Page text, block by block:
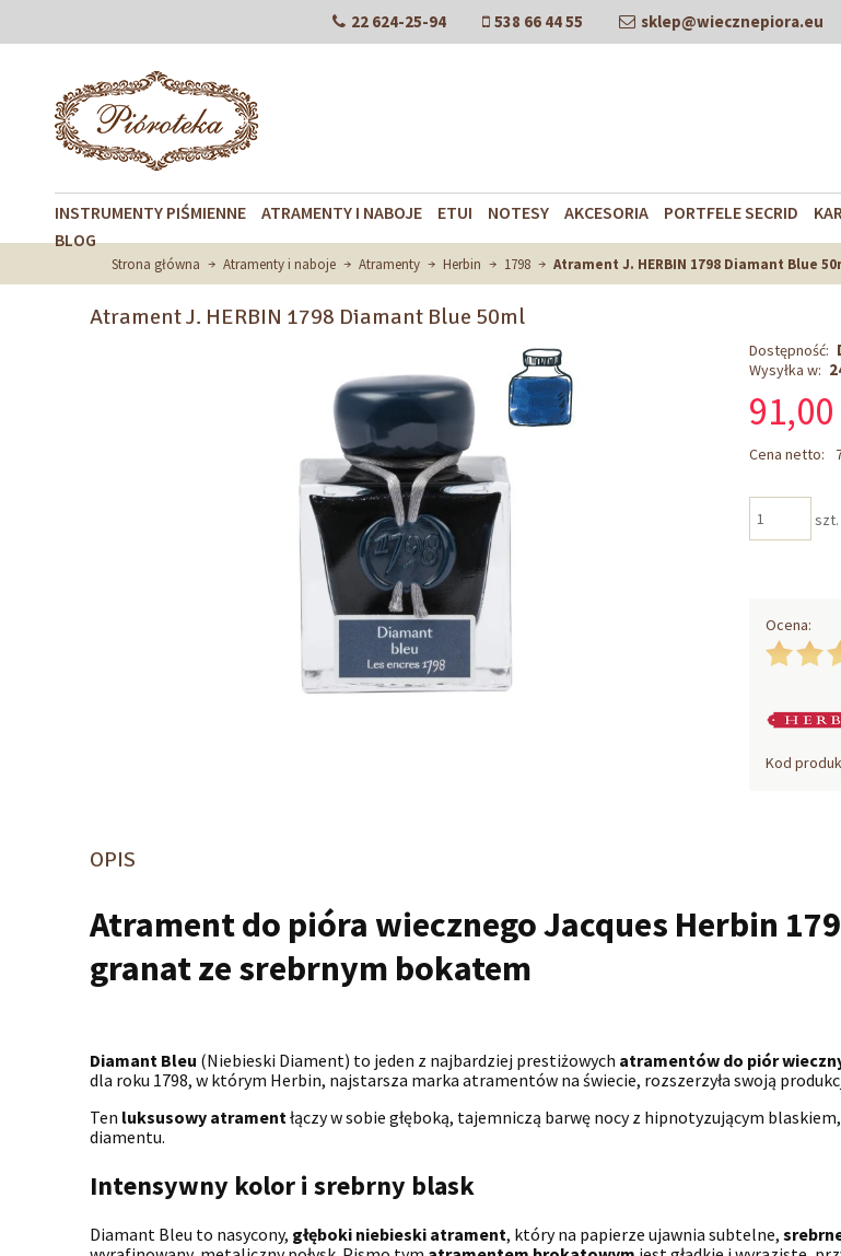
22 624-25-94 538 66 44 55 sklep@wiecznepiora.eu
INSTRUMENTY PIŚMIENNE ATRAMENTY I NABOJE ETUI NOTESY AKCESORIA PORTFELE SECRID
BLOG
Strona główna Atramenty i naboje Atramenty Herbin 1798 Atrament J. HERBIN 1798 Diamant Blue
Atrament J. HERBIN 1798 Diamant Blue 50ml
Dostępność:
Wysyłka w:
91,00
Cena netto:
szt.
Ocena:
Kod
OPIS
Atrament do pióra wiecznego Jacques Herbin
granat ze srebrnym bokatem
Diamant Bleu (Niebieski Diament) to jeden z najbardziej prestiżowych atramentów do piór
dla roku 1798, w którym Herbin, najstarsza marka atramentów na świecie, rozszerzyła swoją
Ten luksusowy atramentłączy w sobie głęboką, tajemniczą barwę nocy z hipnotyzującym
diamentu.
Intensywny kolor i srebrny blask
Diamant Bleu to nasycony, głęboki niebieski atrament, który na papierze ujawnia subtelne,